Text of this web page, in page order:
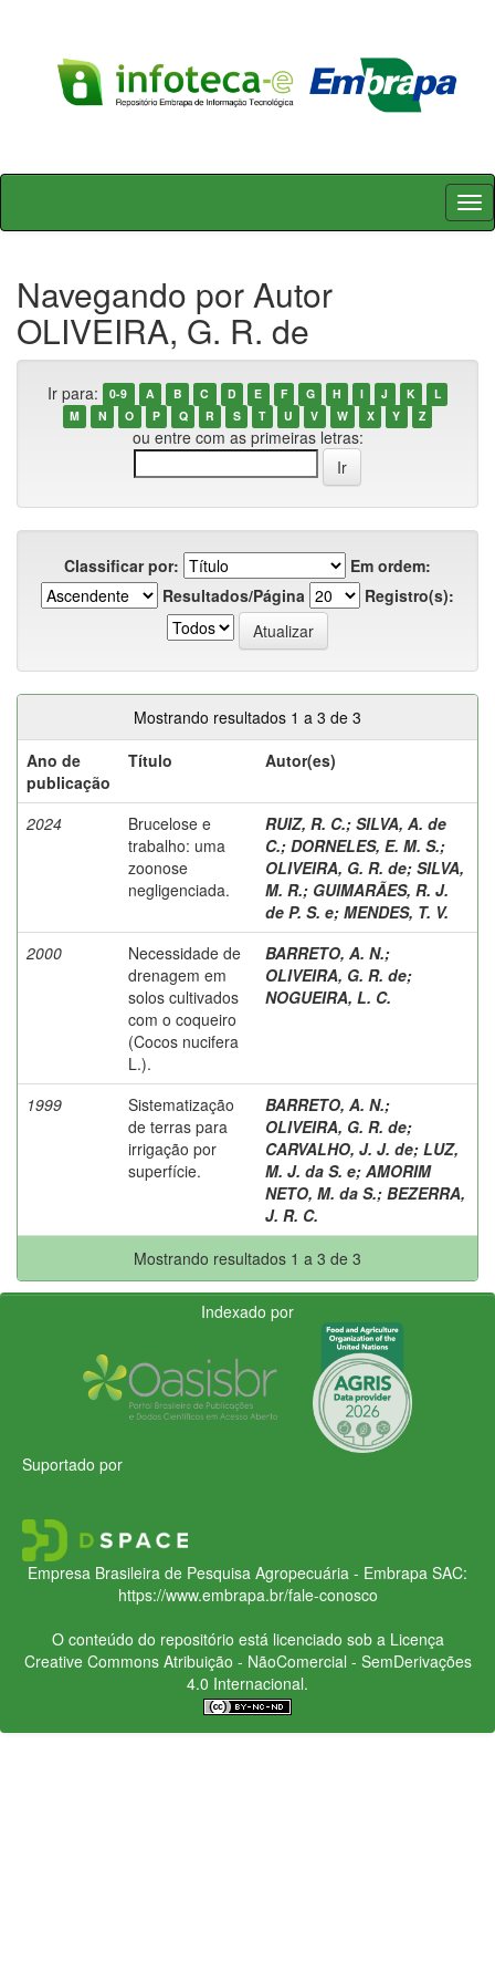
Skip
Navegando por Autor
OLIVEIRA, G. R. de
Ir para: 0-9 A B C D E F G H I J K
L
M
N O P Q R S T U V W X Y Z
ou entre com as primeiras letras:
Classificar por:
Em ordem:
Resultados/Página
Registro(s):
Mostrando resultados 1 a 3 de 3
Ano de
publicação
Título Autor(es)
2024
Brucelose e
trabalho: uma
zoonose
negligenciada.
RUIZ, R. C.; SILVA, A. de
C.; DORNELES, E. M. S.;
OLIVEIRA, G. R. de; SILVA,
M. R.; GUIMARÃES, R. J.
de P. S. e; MENDES, T. V.
2000
Necessidade de
drenagem em
solos cultivados
com o coqueiro
(Cocos nucifera
L.).
BARRETO, A. N.;
OLIVEIRA, G. R. de;
NOGUEIRA, L. C.
1999
Sistematização
de terras para
irrigação por
superfície.
BARRETO, A. N.;
OLIVEIRA, G. R. de;
CARVALHO, J. J. de; LUZ,
M. J. da S. e; AMORIM
NETO, M. da S.; BEZERRA,
J. R. C.
Mostrando resultados 1 a 3 de 3
Indexado por
Suportado por
Empresa Brasileira de Pesquisa Agropecuária - Embrapa SAC:
https://www.embrapa.br/fale-conosco
O conteúdo do repositório está licenciado sob a Licença
Creative CommonsAtribuição - NãoComercial - SemDerivações
4.0 Internacional.